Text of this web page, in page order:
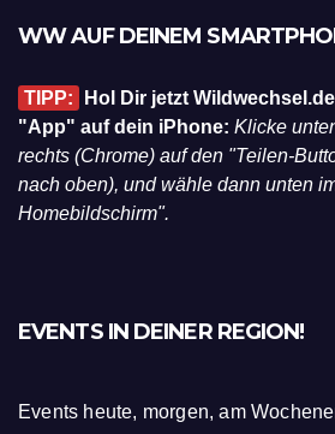
WW AUF DEINEM
TIPP:
Hol Dir jetzt
"App" auf dein iPhone: Klicke
rechts (Chrome) auf den "Teilen-
nach oben), und wähle dann unten
Homebildschirm".
EVENTS IN DEINER REGION!
Events heute, morgen, am